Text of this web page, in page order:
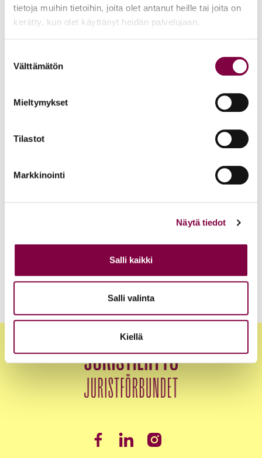
tietoja muihin tietoihin, joita olet antanut heille tai joita on
kerätty, kun olet käyttänyt heidän palvelujaan.
valinta
Välttämätön
Mieltymykset
Tilastot
Markkinointi
Näytä tiedot
Salli kaikki
Salli valinta
Kiellä
Helsingin yliopiston ei pidä ratkaista tilakuluja
oikeustieteellisen opetuksen ja tutkimuksen
Edunvalvonta
Uutiset 15.6.2026
Akava, SAK ja STTK: Palkkavarmuus vahvistaa